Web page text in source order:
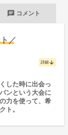
chat コメント
／
詳細 arrow_downward
した時に出会っ
ンという大会に
力を使って、希
ト。